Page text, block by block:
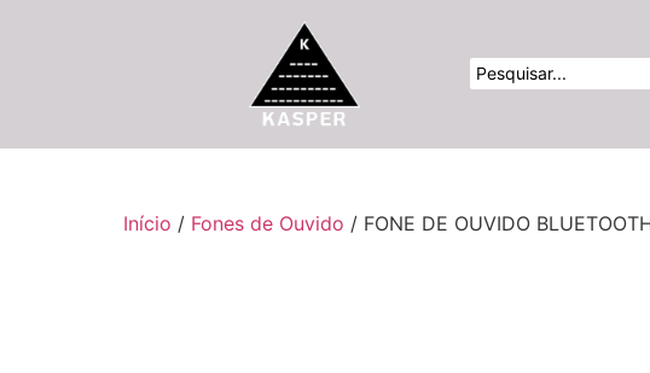
Início / Fones de Ouvido / FONE DE OUVIDO